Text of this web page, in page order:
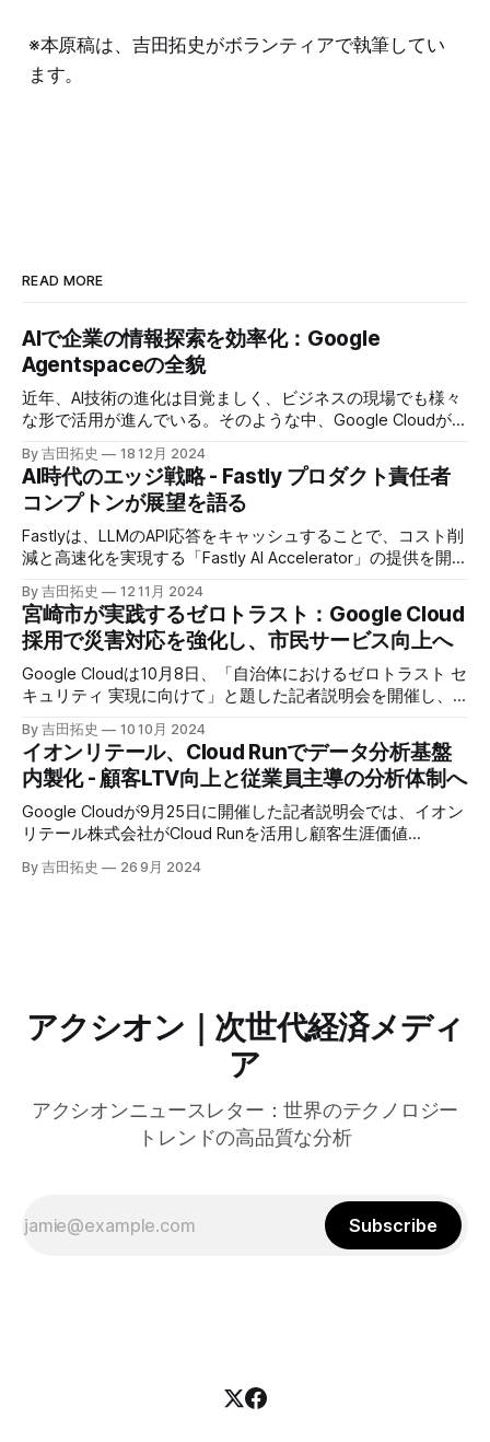
※本原稿は、吉田拓史がボランティアで執筆してい
ます。
READ MORE
AIで企業の情報探索を効率化：Google
Agentspaceの全貌
近年、AI技術の進化は目覚ましく、ビジネスの現場でも様々
な形で活用が進んでいる。そのような中、Google Cloudが新
たに発表したGoogle Agentspaceは、いま注目を集めるAIエ
ージェントがエンタープライズITを大きく変革する予兆と言
えるだろう。
By 吉田拓史 18 12月 2024
AI時代のエッジ戦略 - Fastly プロダクト責任者
コンプトンが展望を語る
Fastlyは、LLMのAPI応答をキャッシュすることで、コスト削
減と高速化を実現する「Fastly AI Accelerator」の提供を開始
した。キップ・コンプトン最高プロダクト責任者（CPO）
は、類似した質問への応答を再利用し、効率的な処理を可能
にすると説明した。さらに、コンプトンは、エッジコンピュ
ーティングの利点を活かしたパーソナライズや、エッジにお
けるGPUの経済性、セキュリティへの取り組みなど、Fastly
のAI戦略について語った。
By 吉田拓史 12 11月 2024
宮崎市が実践するゼロトラスト：Google Cloud
採用で災害対応を強化し、市民サービス向上へ
Google Cloudは10月8日、「自治体におけるゼロトラスト セ
キュリティ 実現に向けて」と題した記者説明会を開催し、
自治体向けにゼロトラストセキュリティ導入を支援するプロ
グラムを発表した。宮崎市の事例では、Google Workspace
やChrome Enterprise Premiumなどを導入し、災害時の情報
共有の効率化などに成功したようだ。
By 吉田拓史 10 10月 2024
​​イオンリテール、Cloud Runでデータ分析基盤
内製化 - 顧客LTV向上と従業員主導の分析体制へ
Google Cloudが9月25日に開催した記者説明会では、イオン
リテール株式会社がCloud Runを活用し顧客生涯価値
（LTV）向上を目指したデータ分析基盤を内製化した事例を
紹介。従業員1,000人以上がデータ分析を行う体制を目指
By 吉田拓史 26 9月 2024
アクシオン｜次世代経済メディ
ア
アクシオンニュースレター：世界のテクノロジー
トレンドの高品質な分析
Subscribe